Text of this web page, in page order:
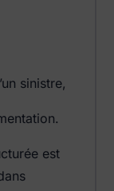
sinistre,
est